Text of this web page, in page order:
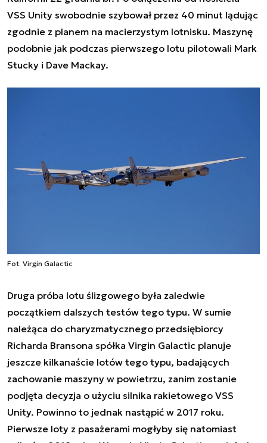
VSS Unity swobodnie szybował przez 40 minut lądując
zgodnie z planem na macierzystym lotnisku. Maszynę
podobnie jak podczas pierwszego lotu pilotowali Mark
Stucky i Dave Mackay.
Fot. Virgin Galactic
Druga próba lotu ślizgowego była zaledwie
początkiem dalszych testów tego typu. W sumie
należąca do charyzmatycznego przedsiębiorcy
Richarda Bransona spółka Virgin Galactic planuje
jeszcze kilkanaście lotów tego typu, badających
zachowanie maszyny w powietrzu, zanim zostanie
podjęta decyzja o użyciu silnika rakietowego VSS
Unity. Powinno to jednak nastąpić w 2017 roku.
Pierwsze loty z pasażerami mogłyby się natomiast